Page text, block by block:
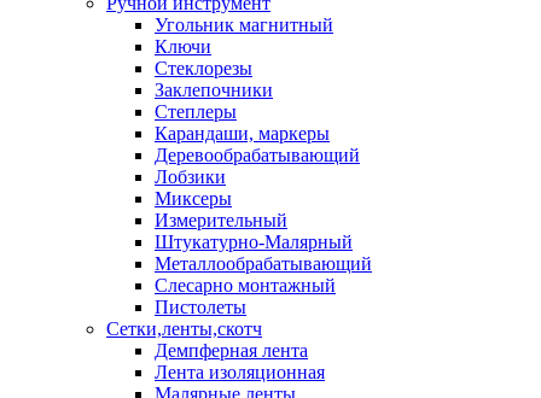
Угольник магнитный
Ключи
Стеклорезы
Заклепочники
Степлеры
Карандаши, маркеры
Деревообрабатывающий
Лобзики
Миксеры
Измерительный
Штукатурно-Малярный
Металлообрабатывающий
Слесарно монтажный
Пистолеты
Сетки,ленты,скотч
Демпферная лента
Лента изоляционная